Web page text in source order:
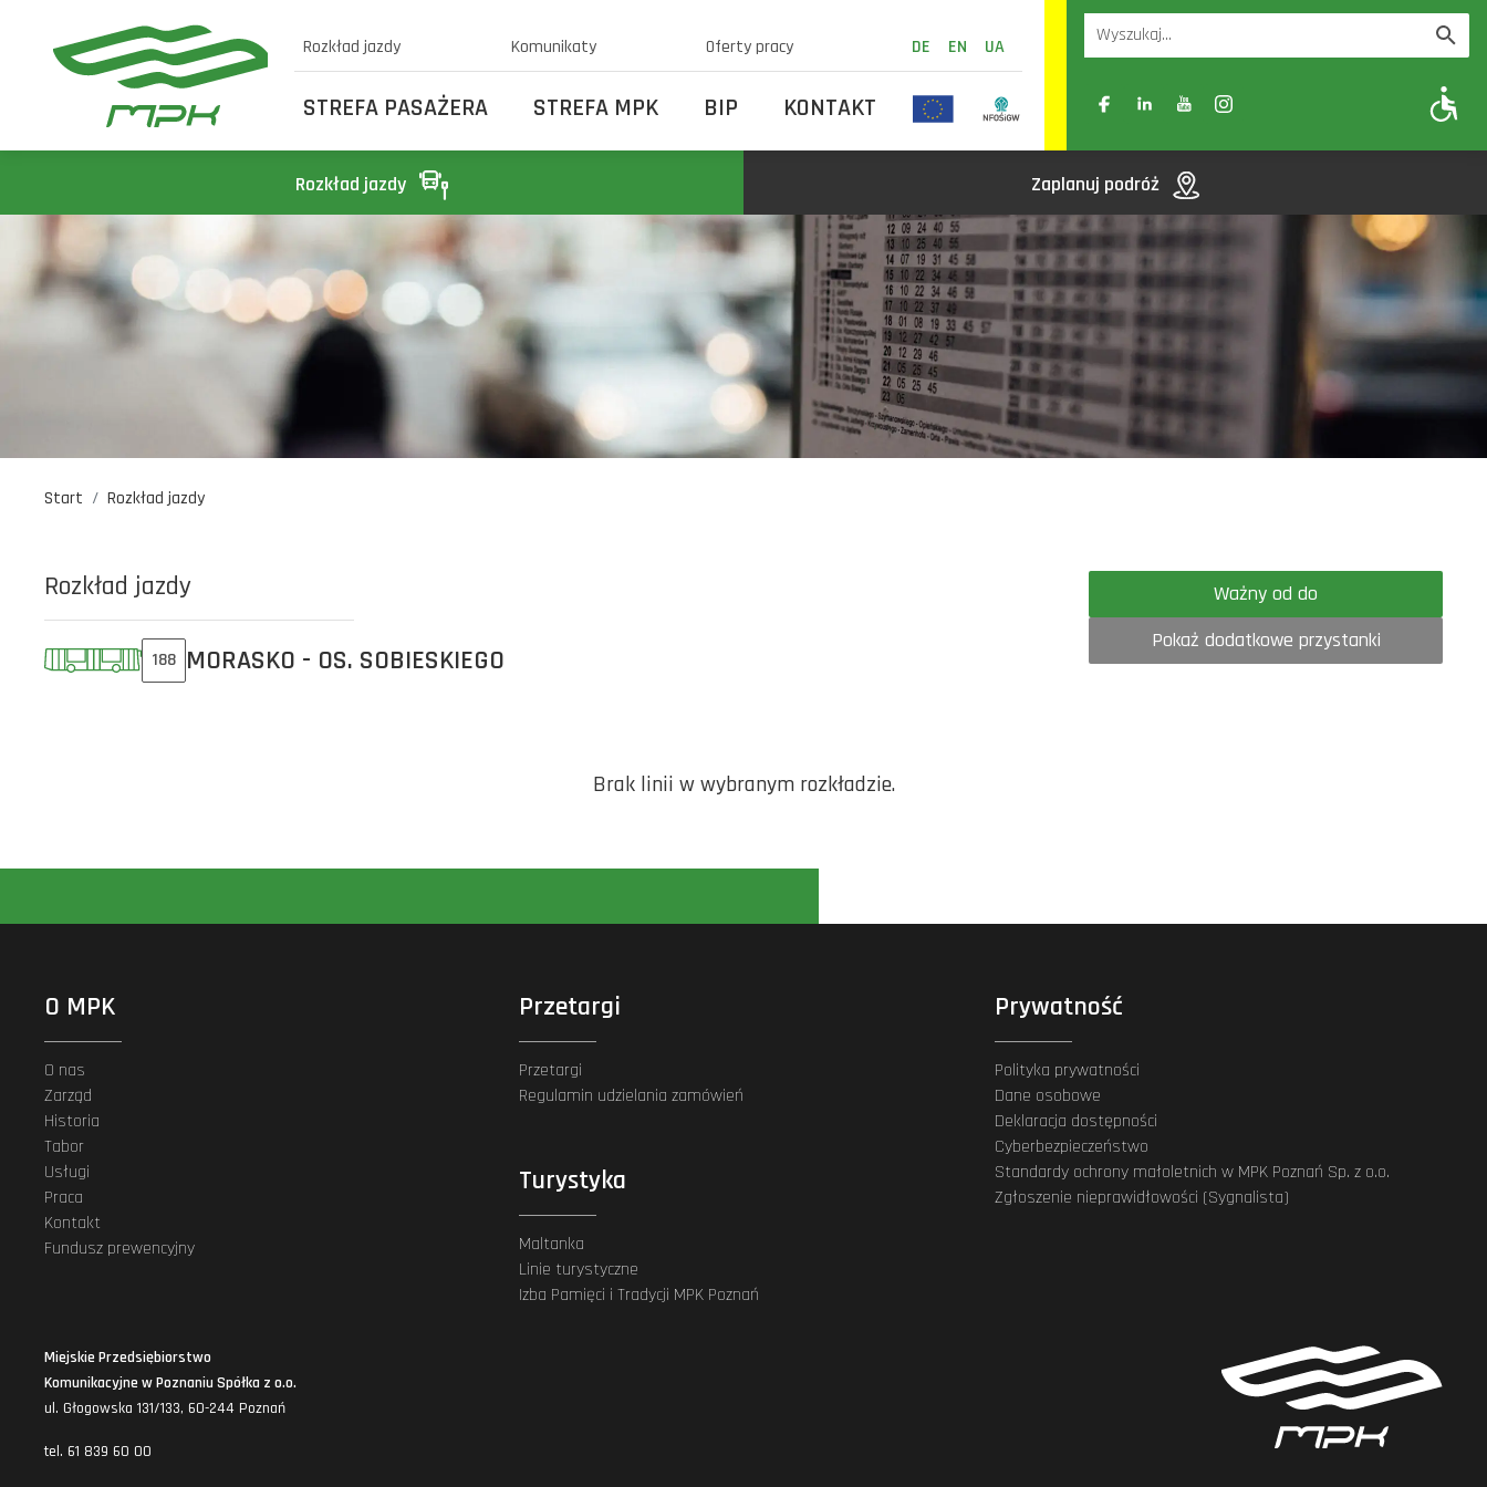
Rozkład jazdy Komunikaty Oferty pracy DE EN UA
STREFA PASAŻERA STREFA MPK BIP KONTAKT A- A A+
Rozkład jazdy Zaplanuj podróż
Start Rozkład jazdy
Rozkład jazdy
188 MORASKO - OS. SOBIESKIEGO
Ważny od do
Pokaż dodatkowe przystanki
Brak linii w wybranym rozkładzie.
O MPK
O nas
Zarząd
Historia
Tabor
Usługi
Praca
Kontakt
Fundusz prewencyjny
Przetargi
Przetargi
Regulamin udzielania zamówień
Turystyka
Maltanka
Linie turystyczne
Izba Pamięci i Tradycji MPK Poznań
Prywatność
Polityka prywatności
Dane osobowe
Deklaracja dostępności
Cyberbezpieczeństwo
Standardy ochrony małoletnich w MPK Poznań Sp. z o.o.
Zgłoszenie nieprawidłowości (Sygnalista)
Miejskie Przedsiębiorstwo
Komunikacyjne w Poznaniu Spółka z o.o.
ul. Głogowska 131/133, 60-244 Poznań
tel. 61 839 60 00